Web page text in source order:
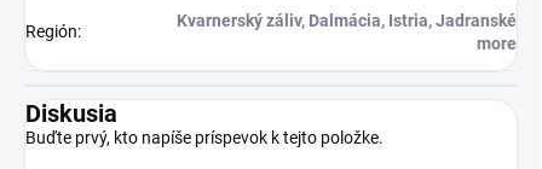
Región:
Kvarnerský záliv, Dalmácia, Istria, Jadranské
more
Diskusia
Buďte prvý, kto napíše príspevok k tejto položke.